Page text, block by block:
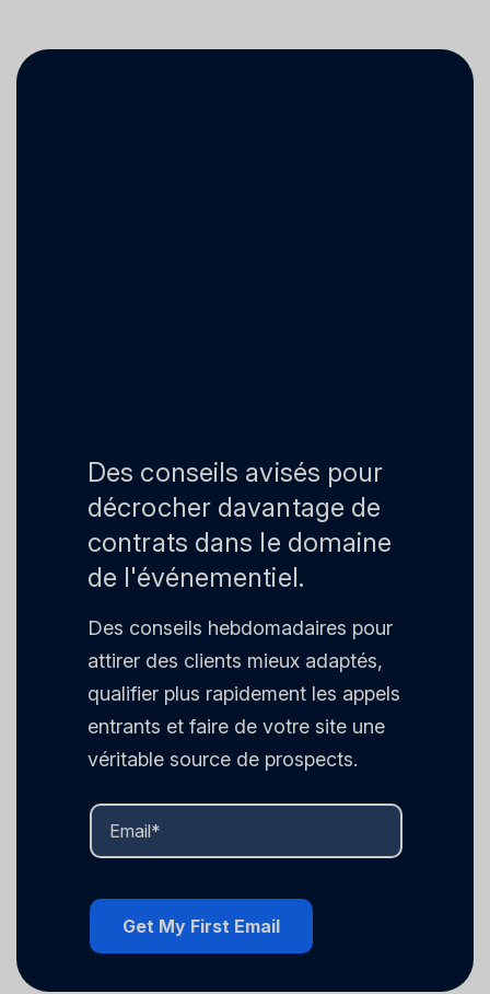
Des conseils avisés pour
décrocher davantage de
contrats dans le domaine
de l'événementiel.
Des conseils hebdomadaires pour
attirer des clients mieux adaptés,
qualifier plus rapidement les appels
entrants et faire de votre site une
véritable source de prospects.